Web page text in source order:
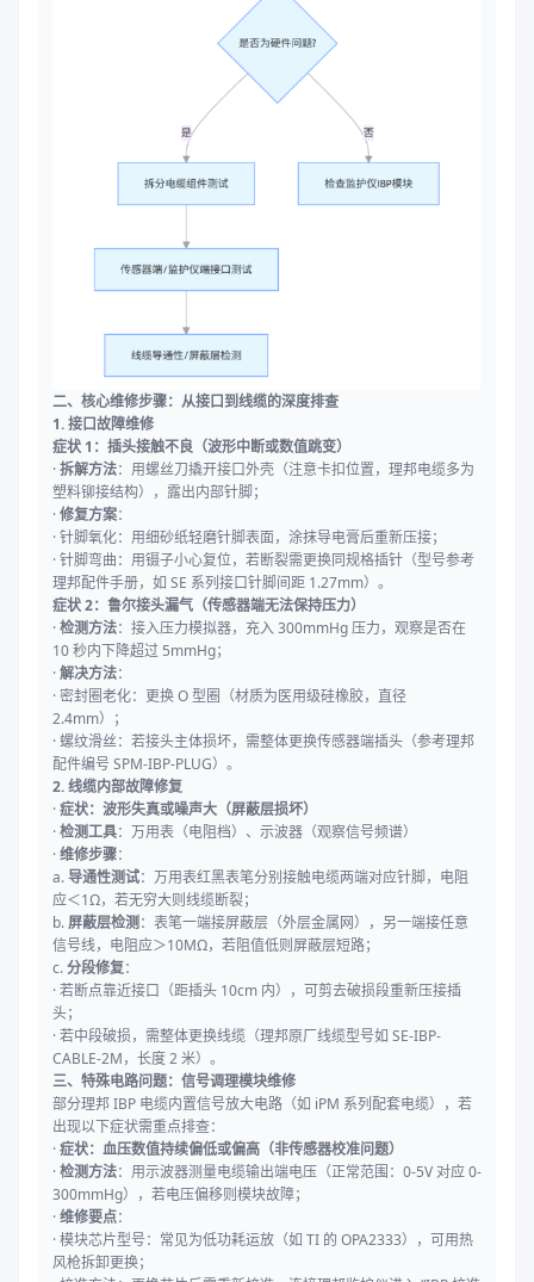
二、核心维修步骤：从接口到线缆的深度排查
1. 接口故障维修
症状 1：插头接触不良（波形中断或数值跳变）
·拆解方法：用螺丝刀撬开接口外壳（注意卡扣位置，理邦电缆多为
塑料铆接结构），露出内部针脚；
·修复方案：
· 针脚氧化：用细砂纸轻磨针脚表面，涂抹导电膏后重新压接；
· 针脚弯曲：用镊子小心复位，若断裂需更换同规格插针（型号参考
理邦配件手册，如 SE 系列接口针脚间距 1.27mm）。
症状 2：鲁尔接头漏气（传感器端无法保持压力）
·检测方法：接入压力模拟器，充入 300mmHg 压力，观察是否在
10 秒内下降超过 5mmHg；
·解决方法：
· 密封圈老化：更换 O 型圈（材质为医用级硅橡胶，直径
2.4mm）；
· 螺纹滑丝：若接头主体损坏，需整体更换传感器端插头（参考理邦
配件编号 SPM-IBP-PLUG）。
2. 线缆内部故障修复
·症状：波形失真或噪声大（屏蔽层损坏）
·检测工具：万用表（电阻档）、示波器（观察信号频谱）
·维修步骤：
a.导通性测试：万用表红黑表笔分别接触电缆两端对应针脚，电阻
应＜1Ω，若无穷大则线缆断裂；
b.屏蔽层检测 ：表笔一端接屏蔽层（外层金属网），另一端接任意
信号线，电阻应＞10MΩ，若阻值低则屏蔽层短路；
c.分段修复：
· 若断点靠近接口（距插头 10cm 内），可剪去破损段重新压接插
头；
· 若中段破损，需整体更换线缆（理邦原厂线缆型号如 SE-IBP-
CABLE-2M，长度 2 米）。
三、特殊电路问题：信号调理模块维修
部分理邦 IBP 电缆内置信号放大电路（如 iPM 系列配套电缆），若
出现以下症状需重点排查：
·症状：血压数值持续偏低或偏高（非传感器校准问题）
·检测方法：用示波器测量电缆输出端电压（正常范围：0-5V 对应 0-
300mmHg），若电压偏移则模块故障；
·维修要点：
· 模块芯片型号：常见为低功耗运放（如 TI 的 OPA2333），可用热
风枪拆卸更换；